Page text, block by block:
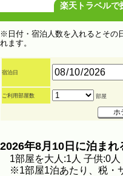
楽天トラベルで
※日付・宿泊人数を入れるとその
れます。
宿泊日
ご利用部屋数 部屋
2026年8月10日に泊まれ
1部屋を大人:1人 子供:0人
※1部屋1泊あたり、税・